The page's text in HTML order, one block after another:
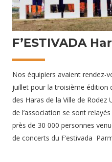
F’ESTIVADA
Nos équipiers avaient rendez-
juillet pour la troisième
des Haras de la Ville de Rodez
de l’association se sont
près de 30 000 personnes
de concerts du F’estivada